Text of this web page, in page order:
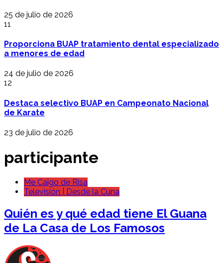
25 de julio de 2026
11
Proporciona BUAP tratamiento dental especializado
a menores de edad
24 de julio de 2026
12
Destaca selectivo BUAP en Campeonato Nacional
de Karate
23 de julio de 2026
participante
Me Caigo de Risa
Televisión | Desde la Cuna
Quién es y qué edad tiene El Guana
de La Casa de Los Famosos